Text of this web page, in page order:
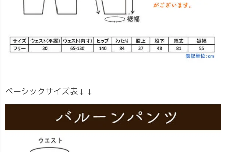
ベーシックサイズ表↓↓